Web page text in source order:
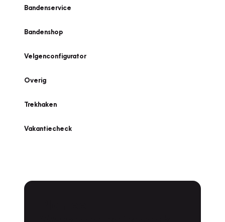
Bandenservice
Bandenshop
Velgenconfigurator
Overig
Trekhaken
Vakantiecheck